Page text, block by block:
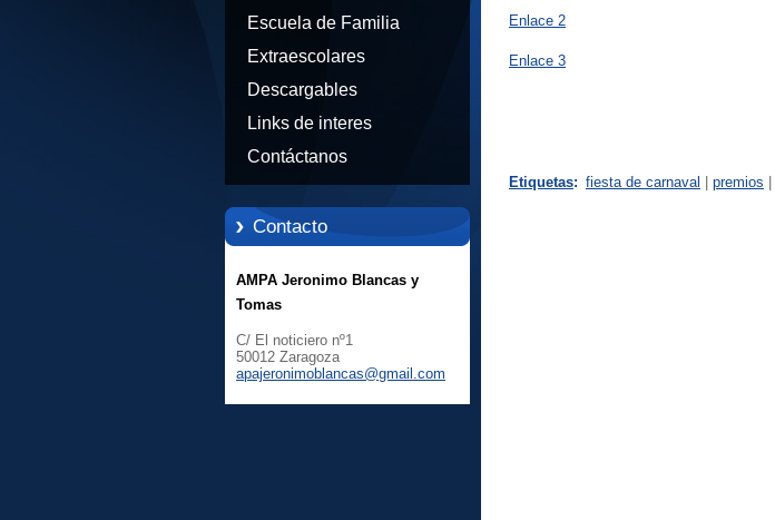
Escuela de Familia
Extraescolares
Descargables
Links de interes
Contáctanos
Contacto
AMPA Jeronimo Blancas y
Tomas
C/ El noticiero nº1
50012 Zaragoza
apajeronimoblancas@gmail .com
Enlace 2
Enlace 3
Etiquetas: fiesta de carnaval premios